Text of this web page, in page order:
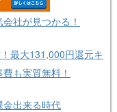
社が見つかる！
最大131,000円還元キ
も実質無料！
出来る時代